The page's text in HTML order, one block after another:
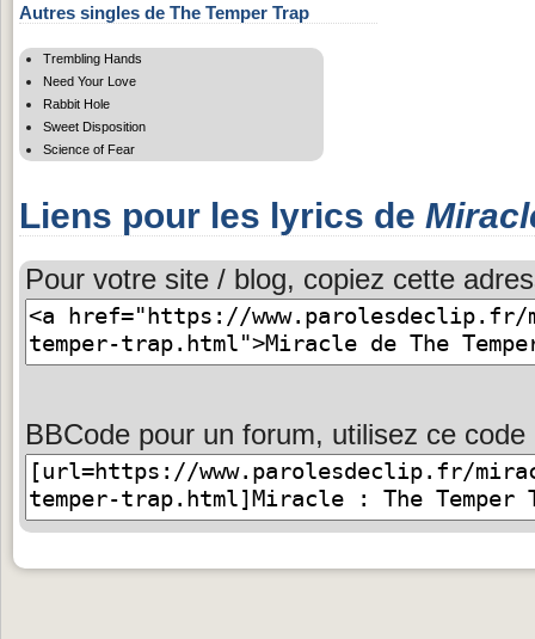
Autres singles de The Temper Trap
Trembling Hands
Need Your Love
Rabbit Hole
Sweet Disposition
Science of Fear
Liens pour les lyrics de
Pour votre site / blog, copiez cette
BBCode pour un forum, utilisez ce code